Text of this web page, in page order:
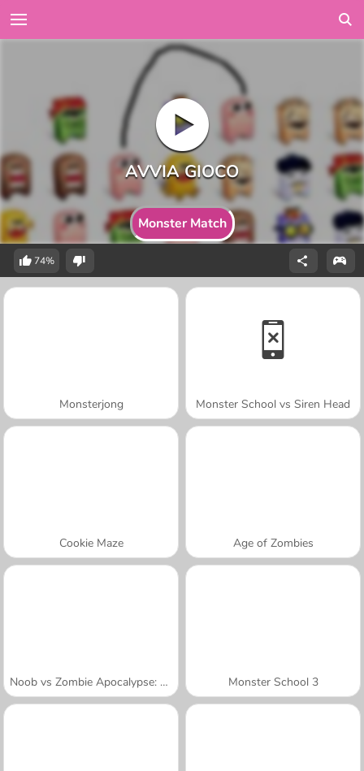
Monster Match
74%
Monsterjong Monster School vs Siren Head
Cookie Maze Age of Zombies
Noob vs Zombie Apocalypse: Shooting Pro Monster School 3